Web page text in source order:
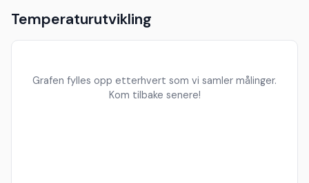
Temperaturutvikling
Grafen fylles opp etterhvert som vi samler målinger.
Kom tilbake senere!